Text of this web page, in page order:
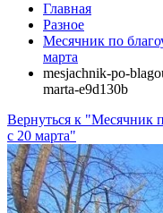
Главная
Разное
Месячник по
марта
mesjachnik-po-
marta-e9d130b
Вернуться к "Месячник
с 20 марта"